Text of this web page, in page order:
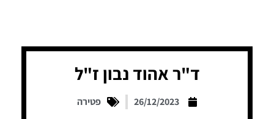
ד"ר אהוד נבון ז"ל
26/12/2023 פטירה